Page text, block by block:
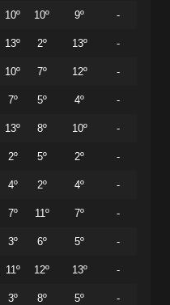
10º 10º 9º -
13º 2º 13º -
10º 7º 12º -
7º 5º 4º -
13º 8º 10º -
2º 5º 2º -
4º 2º 4º -
7º 11º 7º -
3º 6º 5º -
11º 12º 13º -
3º 8º 5º -